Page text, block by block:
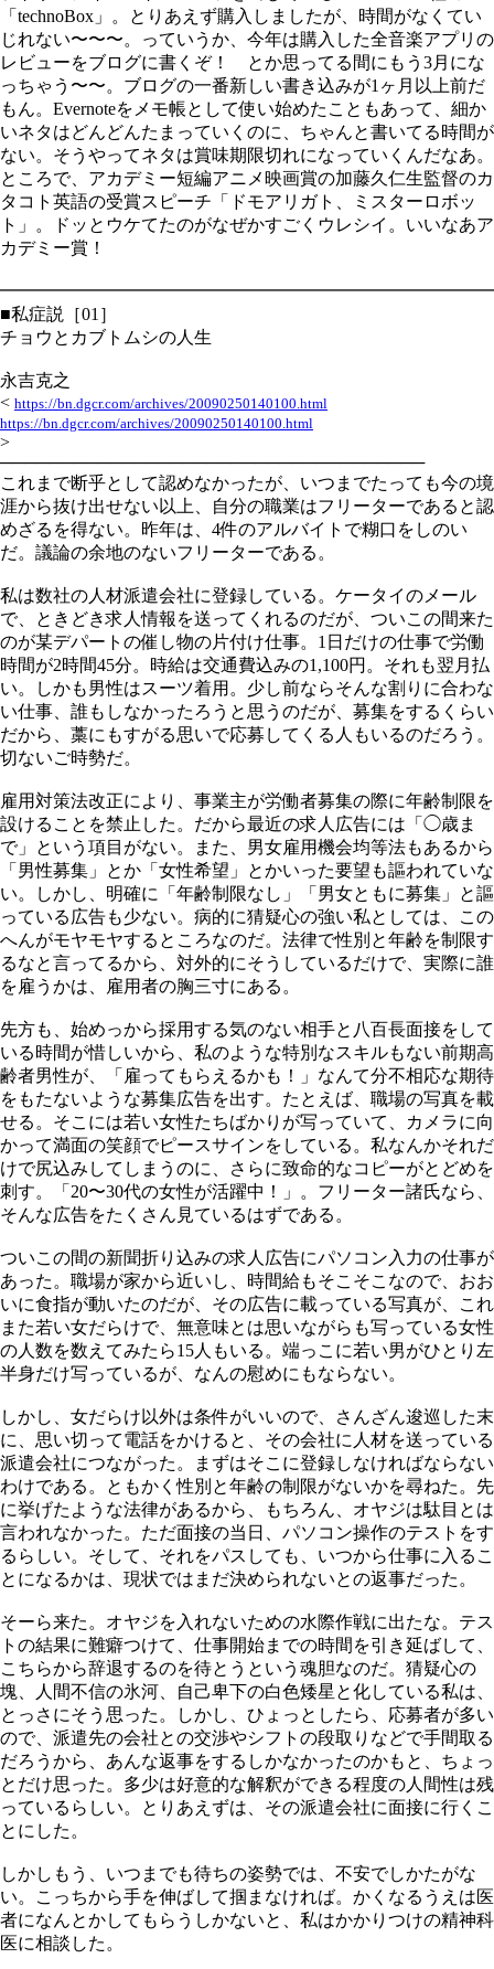
「technoBox」。とりあえず購入しましたが、時間がなくてい
じれない〜〜〜。っていうか、今年は購入した全音楽アプリの
レビューをブログに書くぞ！ とか思ってる間にもう3月にな
っちゃう〜〜。ブログの一番新しい書き込みが1ヶ月以上前だ
もん。Evernoteをメモ帳として使い始めたこともあって、細か
いネタはどんどんたまっていくのに、ちゃんと書いてる時間が
ない。そうやってネタは賞味期限切れになっていくんだなあ。
ところで、アカデミー短編アニメ映画賞の加藤久仁生監督のカ
タコト英語の受賞スピーチ「ドモアリガト、ミスターロボッ
ト」。ドッとウケてたのがなぜかすごくウレシイ。いいなあア
カデミー賞！
■私症説［01］
チョウとカブトムシの人生
永吉克之
< https://bn.dgcr.com/archives/20090250140100.html
https://bn.dgcr.com/archives/20090250140100.html
>
───────────────────────────────────
これまで断乎として認めなかったが、いつまでたっても今の境
涯から抜け出せない以上、自分の職業はフリーターであると認
めざるを得ない。昨年は、4件のアルバイトで糊口をしのい
だ。議論の余地のないフリーターである。
私は数社の人材派遣会社に登録している。ケータイのメール
で、ときどき求人情報を送ってくれるのだが、ついこの間来た
のが某デパートの催し物の片付け仕事。1日だけの仕事で労働
時間が2時間45分。時給は交通費込みの1,100円。それも翌月払
い。しかも男性はスーツ着用。少し前ならそんな割りに合わな
い仕事、誰もしなかったろうと思うのだが、募集をするくらい
だから、藁にもすがる思いで応募してくる人もいるのだろう。
切ないご時勢だ。
雇用対策法改正により、事業主が労働者募集の際に年齢制限を
設けることを禁止した。だから最近の求人広告には「◯歳ま
で」という項目がない。また、男女雇用機会均等法もあるから
「男性募集」とか「女性希望」とかいった要望も謳われていな
い。しかし、明確に「年齢制限なし」「男女ともに募集」と謳
っている広告も少ない。病的に猜疑心の強い私としては、この
へんがモヤモヤするところなのだ。法律で性別と年齢を制限す
るなと言ってるから、対外的にそうしているだけで、実際に誰
を雇うかは、雇用者の胸三寸にある。
先方も、始めっから採用する気のない相手と八百長面接をして
いる時間が惜しいから、私のような特別なスキルもない前期高
齢者男性が、「雇ってもらえるかも！」なんて分不相応な期待
をもたないような募集広告を出す。たとえば、職場の写真を載
せる。そこには若い女性たちばかりが写っていて、カメラに向
かって満面の笑顔でピースサインをしている。私なんかそれだ
けで尻込みしてしまうのに、さらに致命的なコピーがとどめを
刺す。「20〜30代の女性が活躍中！」。フリーター諸氏なら、
そんな広告をたくさん見ているはずである。
ついこの間の新聞折り込みの求人広告にパソコン入力の仕事が
あった。職場が家から近いし、時間給もそこそこなので、おお
いに食指が動いたのだが、その広告に載っている写真が、これ
また若い女だらけで、無意味とは思いながらも写っている女性
の人数を数えてみたら15人もいる。端っこに若い男がひとり左
半身だけ写っているが、なんの慰めにもならない。
しかし、女だらけ以外は条件がいいので、さんざん逡巡した末
に、思い切って電話をかけると、その会社に人材を送っている
派遣会社につながった。まずはそこに登録しなければならない
わけである。ともかく性別と年齢の制限がないかを尋ねた。先
に挙げたような法律があるから、もちろん、オヤジは駄目とは
言われなかった。ただ面接の当日、パソコン操作のテストをす
るらしい。そして、それをパスしても、いつから仕事に入るこ
とになるかは、現状ではまだ決められないとの返事だった。
そーら来た。オヤジを入れないための水際作戦に出たな。テス
トの結果に難癖つけて、仕事開始までの時間を引き延ばして、
こちらから辞退するのを待とうという魂胆なのだ。猜疑心の
塊、人間不信の氷河、自己卑下の白色矮星と化している私は、
とっさにそう思った。しかし、ひょっとしたら、応募者が多い
ので、派遣先の会社との交渉やシフトの段取りなどで手間取る
だろうから、あんな返事をするしかなかったのかもと、ちょっ
とだけ思った。多少は好意的な解釈ができる程度の人間性は残
っているらしい。とりあえずは、その派遣会社に面接に行くこ
とにした。
しかしもう、いつまでも待ちの姿勢では、不安でしかたがな
い。こっちから手を伸ばして掴まなければ。かくなるうえは医
者になんとかしてもらうしかないと、私はかかりつけの精神科
医に相談した。